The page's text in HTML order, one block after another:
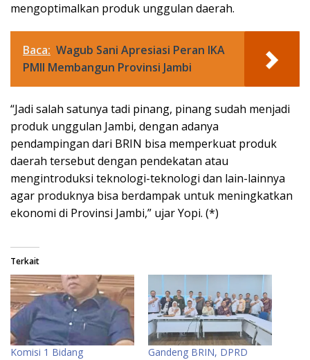
mengoptimalkan produk unggulan daerah.
Baca: Wagub Sani Apresiasi Peran IKA
PMII Membangun Provinsi Jambi
“Jadi salah satunya tadi pinang, pinang sudah menjadi
produk unggulan Jambi, dengan adanya
pendampingan dari BRIN bisa memperkuat produk
daerah tersebut dengan pendekatan atau
mengintroduksi teknologi-teknologi dan lain-lainnya
agar produknya bisa berdampak untuk meningkatkan
ekonomi di Provinsi Jambi,” ujar Yopi. (*)
Terkait
Komisi 1 Bidang
Gandeng BRIN, DPRD